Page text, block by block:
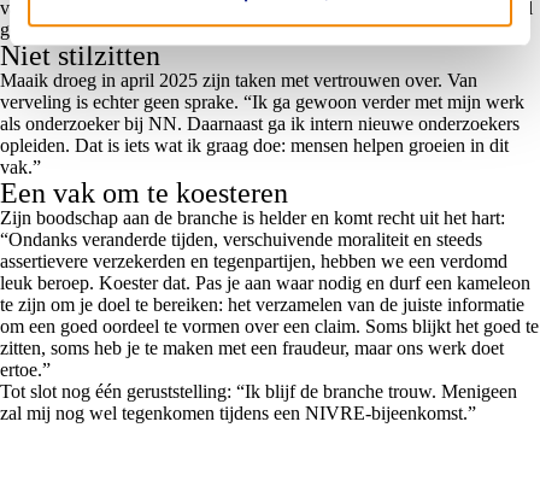
van het NIVRE bureau hartelijk danken voor de leuke tijd en hen veel
geluk en wijsheid toewensen.”
Niet stilzitten
Maaik droeg in april 2025 zijn taken met vertrouwen over. Van
verveling is echter geen sprake. “Ik ga gewoon verder met mijn werk
als onderzoeker bij NN. Daarnaast ga ik intern nieuwe onderzoekers
opleiden. Dat is iets wat ik graag doe: mensen helpen groeien in dit
vak.”
Een vak om te koesteren
Zijn boodschap aan de branche is helder en komt recht uit het hart:
“Ondanks veranderde tijden, verschuivende moraliteit en steeds
assertievere verzekerden en tegenpartijen, hebben we een verdomd
leuk beroep. Koester dat. Pas je aan waar nodig en durf een kameleon
te zijn om je doel te bereiken: het verzamelen van de juiste informatie
om een goed oordeel te vormen over een claim. Soms blijkt het goed te
zitten, soms heb je te maken met een fraudeur, maar ons werk doet
ertoe.”
Tot slot nog één geruststelling: “Ik blijf de branche trouw. Menigeen
zal mij nog wel tegenkomen tijdens een NIVRE-bijeenkomst.”